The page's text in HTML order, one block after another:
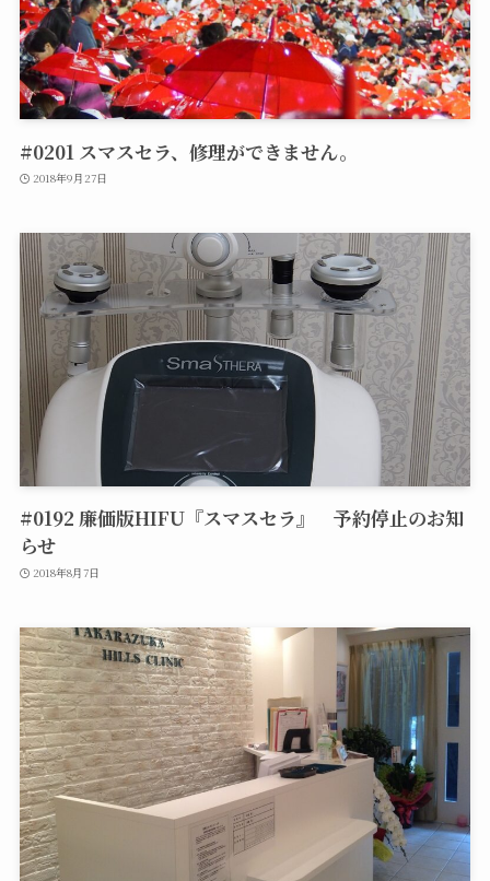
#0201 スマスセラ、修理ができません。
2018年9月27日
#0192 廉価版HIFU『スマスセラ』 予約停止のお知
らせ
2018年8月7日